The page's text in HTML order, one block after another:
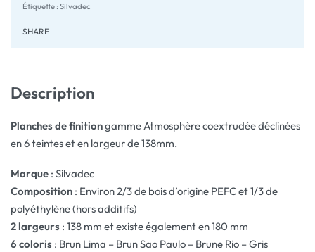
Étiquette : Silvadec
SHARE
Description
Planches de finitiongamme Atmosphère coextrudée déclinées
en 6 teintes et en largeur de 138mm.
Marque : Silvadec
Composition : Environ 2/3 de bois d’origine PEFC et 1/3 de
polyéthylène (hors additifs)
2 largeurs : 138 mm et existe également en 180 mm
6 coloris : Brun Lima – Brun Sao Paulo – Brune Rio – Gris